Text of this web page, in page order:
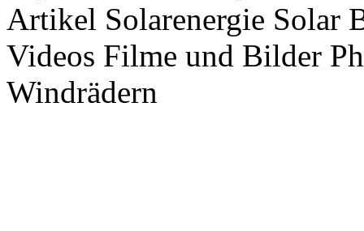
Artikel Solarenergie Solar
Videos Filme und Bilder
Windrädern